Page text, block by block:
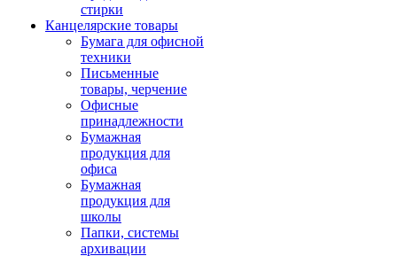
стирки
Канцелярские товары
Бумага для офисной
техники
Письменные
товары, черчение
Офисные
принадлежности
Бумажная
продукция для
офиса
Бумажная
продукция для
школы
Папки, системы
архивации